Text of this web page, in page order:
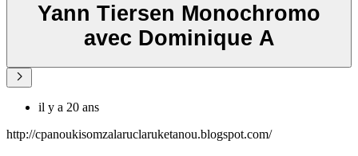
Yann Tiersen Monochromo
avec Dominique A
il y a 20 ans
http://cpanoukisomzalaruclaruketanou.blogspot.com/